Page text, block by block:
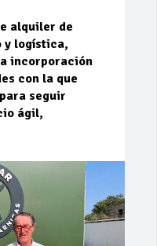
alquiler de
y logística,
incorporación
con la que
seguir
ágil,